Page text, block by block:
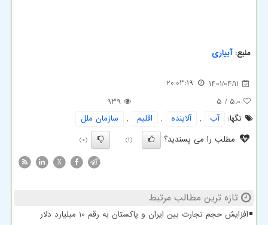
منبع:آبیاری
1401/04/11
20:03:19
5.0
/ 5
939
تگها:
آب , آلاینده , اقلیم ,
سازمان ملل
مطلب را می پسندید؟
(1)
(0)
X
تازه ترین مطالب مرتبط
افزایش حجم تجارت بین ایران و پاکستان به رقم 10 میلیارد دلار